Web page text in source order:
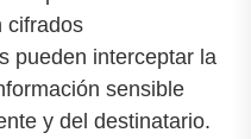
cifrados
pueden interceptar la
sensible
y del destinatario.